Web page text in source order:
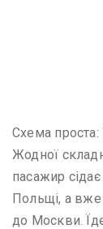
Схема
Жодної
пасажир
Польщі, а вже
до Москви.